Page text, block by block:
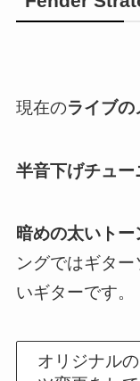
現在のライブの
半音下げチュー
暗めの太いト
ングではギタ
いギターです。
オリジナル